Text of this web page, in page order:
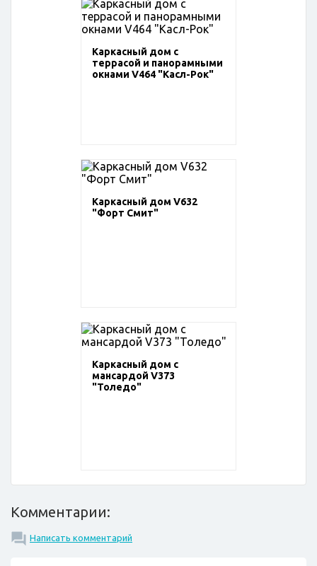
Каркасный дом с
террасой и панорамными
окнами V464 "Касл-Рок"
Каркасный дом V632
"Форт Смит"
Каркасный дом с
мансардой V373
"Толедо"
Комментарии:
Написать комментарий